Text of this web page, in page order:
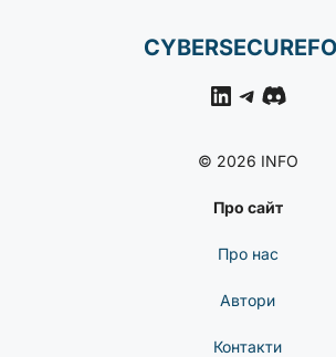
LinkedIn
Telegram
© 2026 INFO
Про сайт
Про нас
Автори
Контакти